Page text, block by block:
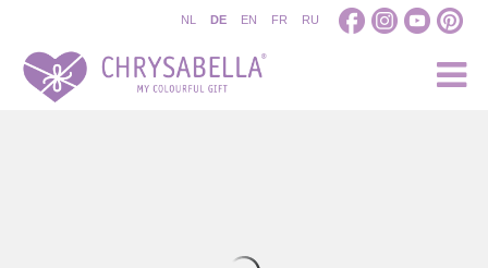
NL DE EN FR RU